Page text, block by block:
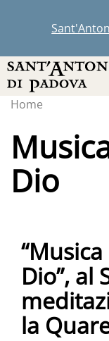
Home
Dio
Dio”, al
la